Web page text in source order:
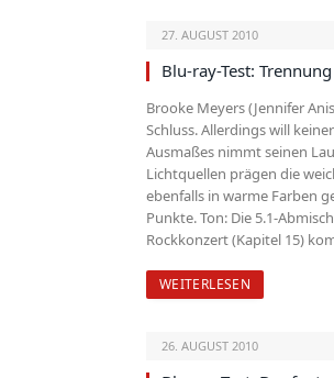
27. AUGUST 2010
Blu-ray-Test:
Brooke Meyers (Jennifer
Schluss. Allerdings will
Ausmaßes nimmt seinen
Lichtquellen prägen die
ebenfalls in warme Farben
Punkte. Ton: Die 5.1-
Rockkonzert (Kapitel 15)
WEITERLESEN
26. AUGUST 2010